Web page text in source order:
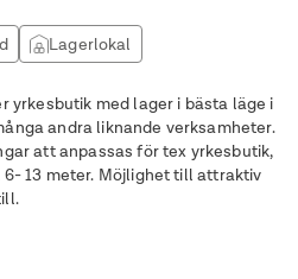
Lagerlokal
yrkesbutik med lager i bästa läge i
att anpassas för tex yrkesbutik,
13 meter. Möjlighet till attraktiv